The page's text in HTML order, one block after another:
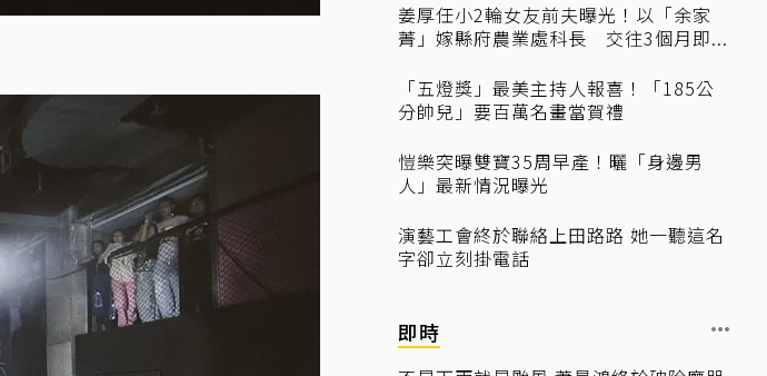
姜厚任小2輪女友前夫曝光！以「余家
菁」嫁縣府農業處科長 交往3個月即...
「五燈獎」最美主持人報喜！「185公
分帥兒」要百萬名畫當賀禮
愷樂突曝雙寶35周早產！曬「身邊男
人」最新情況曝光
演藝工會終於聯絡上田路路 她一聽這名
字卻立刻掛電話
即時